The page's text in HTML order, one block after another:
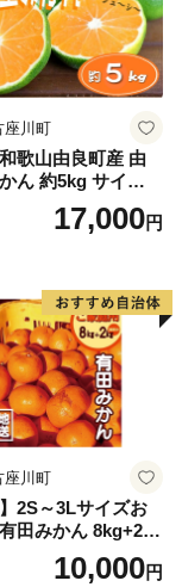
座川町
歌山由良町産 由
ん 約5kg サイズお
】
17,000円
座川町
】2S～3Lサイズお
田みかん 8kg+2kg
月から12月下旬ま
発送致します。 / 訳
10,000円